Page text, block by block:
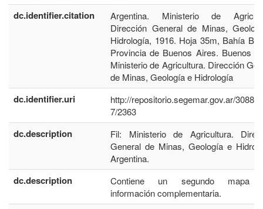
dc.identifier.citation
Argentina. Ministerio de
Dirección General de Minas,
Hidrología, 1916. Hoja 35m, Bahía
Provincia de Buenos Aires. Buenos
Ministerio de Agricultura. Dirección
de Minas, Geología e Hidrología
dc.identifier.uri
http://repositorio.segemar.gov.ar/
7/2363
dc.description
Fil: Ministerio de Agricultura.
General de Minas, Geología e
Argentina.
dc.description
Contiene un segundo mapa
información complementaria.